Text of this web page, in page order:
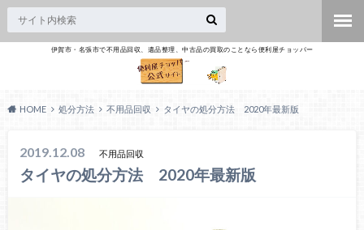
伊賀市・名張市で不用品回収、遺品整理、中古品の買取のことなら便利屋チョッパー
HOME 処分方法 不用品回収 タイヤの処分方法 2020年最新版
2019.12.08 不用品回収
タイヤの処分方法 2020年最新版